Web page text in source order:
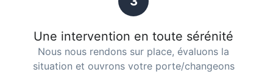
Une intervention en toute sérénité
Nous nous rendons sur place, évaluons la
situation et ouvrons votre porte/changeons